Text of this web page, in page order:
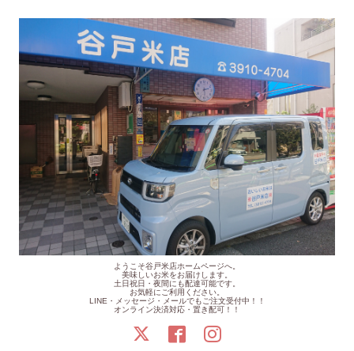
ようこそ谷戸米店ホームページへ。
美味しいお米をお届けします。
土日祝日・夜間にも配達可能です。
お気軽にご利用ください。
LINE・メッセージ・メールでもご注文受付中！！
オンライン決済対応・置き配可！！